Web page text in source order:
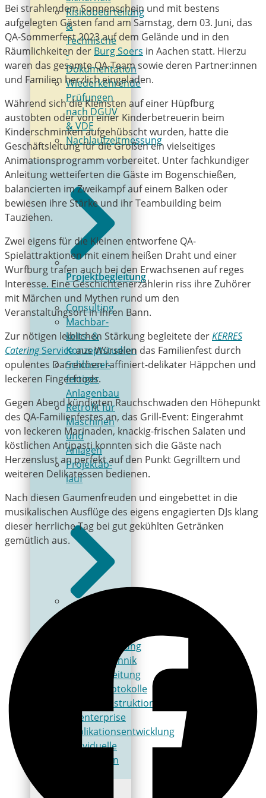
Risikobeurteilung
&
Technische
­
Dokumentation
Wiederkehrende
­Prüfungen
nach DGUV
& VDE
Nachlaufzeitmessung
Projektbegleitung
Consulting
Mach­bar­
keits- &
Konzeptstudien
Schlüs­sel­
fer­ti­ger
Anlagenbau
Retrofit für
Maschinen
und
Anlagen
Pro­jekt­ab­
lauf
Automatisierung
Antriebstechnik
Bildverarbeitung
Feldbusprotokolle
Elektrokonstruktion
QAenterprise
Applikationsentwicklung
Individuelle
Schulungen
Bei strahlendem Sonnenschein und mit bestens
aufgelegten Gästen fand am Samstag, dem 03. Juni, das
QA-Sommerfest 2023 auf dem Gelände und in den
Räumlichkeiten der Burg Soers in Aachen statt. Hierzu
waren das gesamte QA-Team sowie deren Partner:innen
und Familien herzlich eingeladen.
Während sich die Kleinsten auf einer Hüpfburg
austobten oder von einer Kinderbetreuerin beim
Kinderschminken aufgehübscht wurden, hatte die
Geschäftsleitung für die Großen ein vielseitiges
Animationsprogramm vorbereitet. Unter fachkundiger
Anleitung wetteiferten die Gäste im Bogenschießen,
balancierten im Zweikampf auf einem Balken oder
bewiesen ihre Stärke und ihr Teambuilding beim
Tauziehen.
Zwei eigens für die Kleinen entworfene QA-
Spielattraktionen mit einem heißen Draht und einer
Wurfburg trafen auch bei den Erwachsenen auf reges
Interesse. Eine Geschichtenerzählerin riss ihre Zuhörer
mit Märchen und Mythen rund um den
Veranstaltungsort in ihren Bann.
Zur nötigen leiblichen Stärkung begleitete derKERRES
CateringServiceaus Würselen das Familienfest durch
opulentes Darreichen raffiniert-delikater Häppchen und
leckeren Fingerfoods.
Gegen Abend kündigten Rauchschwaden den Höhepunkt
des QA-Familienfestes an, das Grill-Event: Eingerahmt
von leckeren Marinaden, knackig-frischen Salaten und
köstlichen Antipasti konnten sich die Gäste nach
Herzenslust an perfekt auf den Punkt Gegrilltem und
weiteren Delikatessen bedienen.
Nach diesen Gaumenfreuden und eingebettet in die
musikalischen Ausflüge des eigens engagierten DJs klang
dieser herrliche Tag bei gut gekühlten Getränken
gemütlich aus.